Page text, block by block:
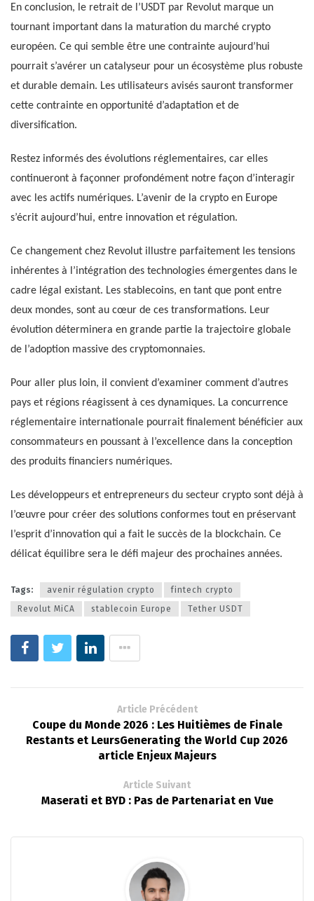
En conclusion, le retrait de l’USDT par Revolut marque un
tournant important dans la maturation du marché crypto
européen. Ce qui semble être une contrainte aujourd’hui
pourrait s’avérer un catalyseur pour un écosystème plus robuste
et durable demain. Les utilisateurs avisés sauront transformer
cette contrainte en opportunité d’adaptation et de
diversification.
Restez informés des évolutions réglementaires, car elles
continueront à façonner profondément notre façon d’interagir
avec les actifs numériques. L’avenir de la crypto en Europe
s’écrit aujourd’hui, entre innovation et régulation.
Ce changement chez Revolut illustre parfaitement les tensions
inhérentes à l’intégration des technologies émergentes dans le
cadre légal existant. Les stablecoins, en tant que pont entre
deux mondes, sont au cœur de ces transformations. Leur
évolution déterminera en grande partie la trajectoire globale
de l’adoption massive des cryptomonnaies.
Pour aller plus loin, il convient d’examiner comment d’autres
pays et régions réagissent à ces dynamiques. La concurrence
réglementaire internationale pourrait finalement bénéficier aux
consommateurs en poussant à l’excellence dans la conception
des produits financiers numériques.
Les développeurs et entrepreneurs du secteur crypto sont déjà à
l’œuvre pour créer des solutions conformes tout en préservant
l’esprit d’innovation qui a fait le succès de la blockchain. Ce
délicat équilibre sera le défi majeur des prochaines années.
Tags: avenir régulation crypto
fintech crypto
Revolut MiCA
stablecoin Europe Tether USDT
Article Précédent
Coupe du Monde 2026 : Les Huitièmes de Finale
Restants et LeursGenerating the World Cup 2026
article Enjeux Majeurs
Article Suivant
Maserati et BYD : Pas de Partenariat en Vue